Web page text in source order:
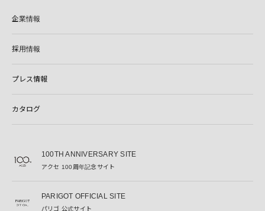
企業情報
採用情報
プレス情報
カタログ
100TH ANNIVERSARY SITE
アクセ 100周年記念サイト
PARIGOT OFFICIAL SITE
パリゴ 公式サイト